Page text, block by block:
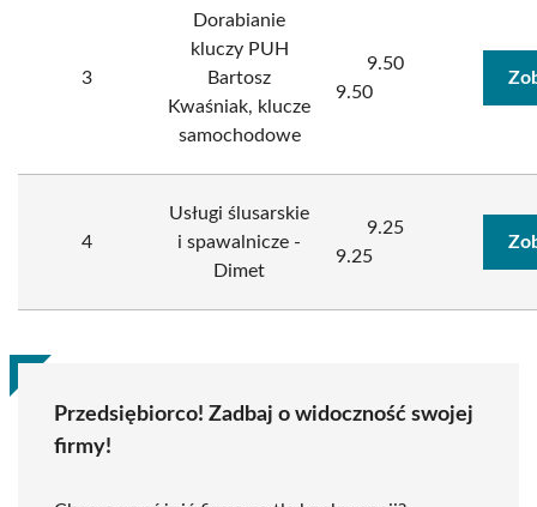
3
Dorabianie
kluczy PUH
Bartosz
Kwaśniak, klucze
samochodowe
9.50
9.50
4
Usługi ślusarskie
i spawalnicze -
Dimet
9.25
9.25
Przedsiębiorco! Zadbaj o widoczność swojej
firmy!